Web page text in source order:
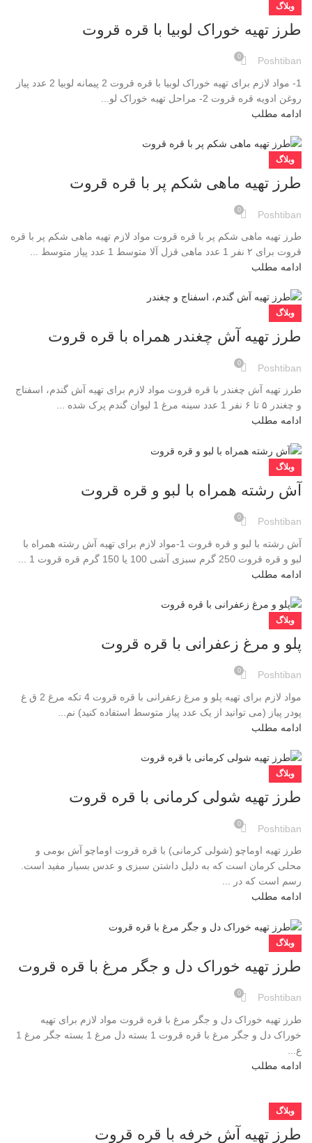
وبلاگ
طرز تهیه خوراک لوبیا با قره قروت
Poshtiban
0
1- مواد لازم برای تهیه خوراک لوبیا با قره قروت 2 پیمانه لوبیا 2 عدد پیاز
روغن ادویه قره قروت 2- مراحل تهیه خوراک لو...
ادامه مطلب
وبلاگ
طرز تهیه ماهی شکم پر با قره قروت
Poshtiban
0
طرز تهیه ماهی شکم پر با قره قروت مواد لازم تهیه ماهی شکم پر با قره
قروت برای ۲ نفر 1 عدد ماهی قزل آلا متوسط 1 عدد پیاز متوسط ...
ادامه مطلب
وبلاگ
طرز تهیه آش چغندر همراه با قره قروت
Poshtiban
0
طرز تهیه آش چغندر با قره قروت مواد لازم برای تهیه آش گندم، اسفناج
و چغندر ۵ تا ۶ نفر 1 عدد سینه مرغ 1 لیوان گندم پرک شده ...
ادامه مطلب
وبلاگ
آش رشته همراه با لبو و قره قروت
Poshtiban
0
آش رشته با لبو و قره قروت 1-مواد لازم برای تهیه آش رشته همراه با
لبو و قره قروت 250 گرم سبزی آشی 100 یا 150 گرم قره قروت 1 ...
ادامه مطلب
وبلاگ
پلو و مرغ زعفرانی با قره قروت
Poshtiban
0
مواد لازم برای تهیه پلو و مرغ زعفرانی با قره قروت 4 تکه مرغ 2 ق غ
پودر پیاز (می توانید از یک عدد پیاز متوسط استفاده کنید) نم...
ادامه مطلب
وبلاگ
طرز تهیه شولی کرمانی با قره قروت
Poshtiban
0
طرز تهیه اوماچو (شولی کرمانی) با قره قروت اوماچو آش بومی و
محلی کرمان است که به دلیل داشتن سبزی و عدس بسیار مفید است.
رسم است که در ...
ادامه مطلب
وبلاگ
طرز تهیه خوراک دل و جگر مرغ با قره قروت
Poshtiban
0
طرز تهیه خوراک دل و جگر مرغ با قره قروت مواد لازم برای تهیه
خوراک دل و جگر مرغ با قره قروت 1 بسته دل مرغ 1 بسته جگر مرغ 1
ع...
ادامه مطلب
وبلاگ
طرز تهیه آش خرفه با قره قروت